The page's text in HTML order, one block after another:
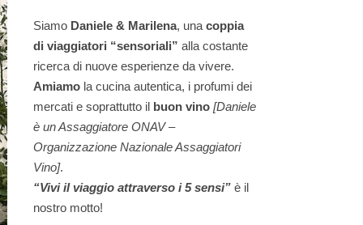
Siamo Daniele & Marilena, una coppia
di viaggiatori “sensoriali” alla costante
ricerca di nuove esperienze da vivere.
Amiamo la cucina autentica, i profumi dei
mercati e soprattutto il buon vino [Daniele
è un Assaggiatore ONAV –
Organizzazione Nazionale Assaggiatori
Vino].
“Vivi il viaggio attraverso i 5 sensi” è il
nostro motto!